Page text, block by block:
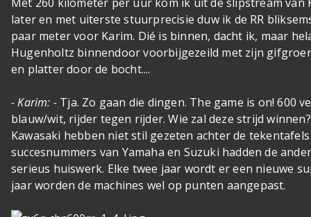
later en met uiterste stuurprecisie duw ik de RR
paar meter voor Karim. Dié is binnen, dacht ik, maar
Hugenholtz binnendoor voorbijgezeild met zijn
en platter door de bocht....
- Karim: - Tja. Zo gaan die dingen. The game is on! 600
blauw/wit, rijder tegen rijder. Wie zal deze strijd
Kawasaki hebben niet stil gezeten achter de
succesnummers van Yamaha en Suzuki hadden de
serieus huiswerk. Elke twee jaar wordt er een nieuwe
jaar worden de machines wel op punten aangepast.